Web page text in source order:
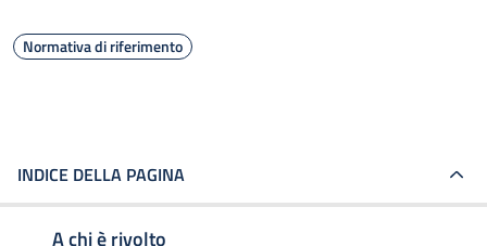
Normativa di riferimento
INDICE DELLA PAGINA
A chi è rivolto